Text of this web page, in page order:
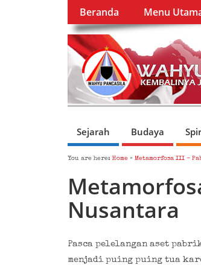
Beranda Menu
Sejarah Budaya
You are here: Home » Metamorfosa III –
Nusantara
Pasca pelelangan aset
menjadi puing puing tua